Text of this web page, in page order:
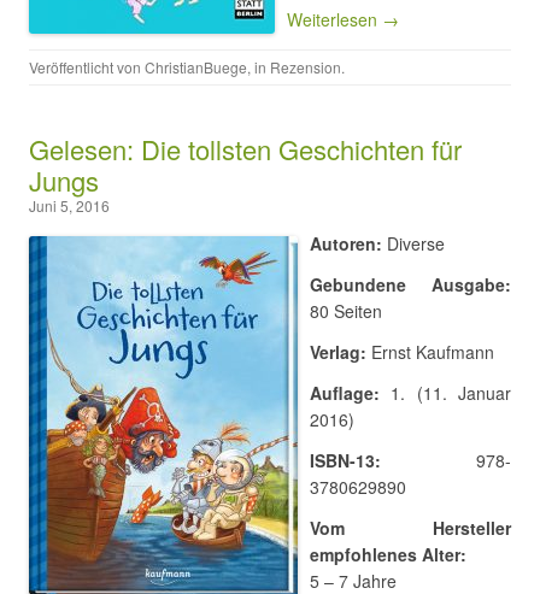
Weiterlesen →
Veröffentlicht von ChristianBuege, in Rezension.
Gelesen: Die tollsten Geschichten für
Jungs
Juni 5, 2016
Autoren: Diverse
Gebundene Ausgabe:
80 Seiten
Verlag: Ernst Kaufmann
Auflage: 1. (11. Januar
2016)
ISBN-13: 978-
3780629890
Vom Hersteller
empfohlenes Alter:
5 – 7 Jahre